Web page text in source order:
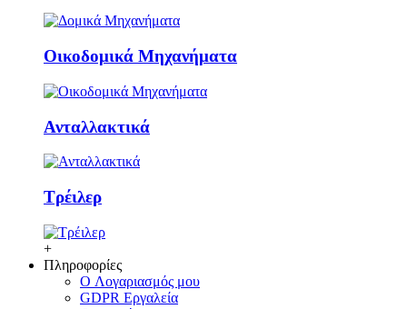
Οικοδομικά Μηχανήματα
Ανταλλακτικά
Τρέιλερ
+
Πληροφορίες
O Λογαριασμός μου
GDPR Εργαλεία